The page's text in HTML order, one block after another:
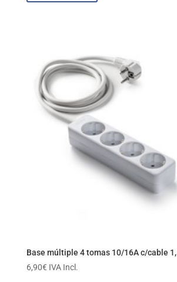
Base múltiple 4 tomas 10/16A c/cable
6,90€ IVA Incl.